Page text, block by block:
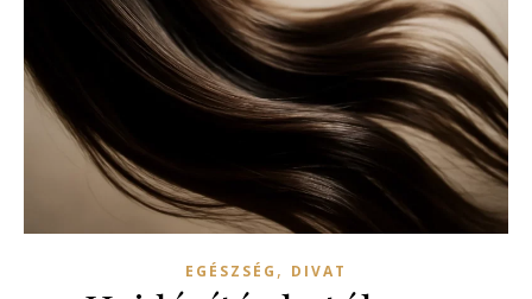
EGÉSZSÉG , DIVAT